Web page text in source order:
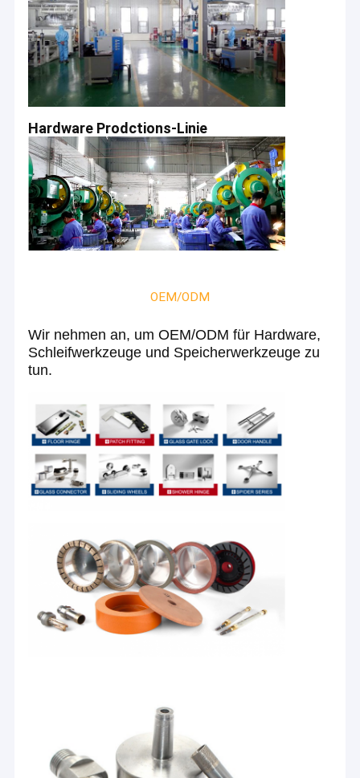
Hardware Prodctions-Linie
OEM/ODM
Wir nehmen an, um OEM/ODM für Hardware,
Schleifwerkzeuge und Speicherwerkzeuge zu
tun.